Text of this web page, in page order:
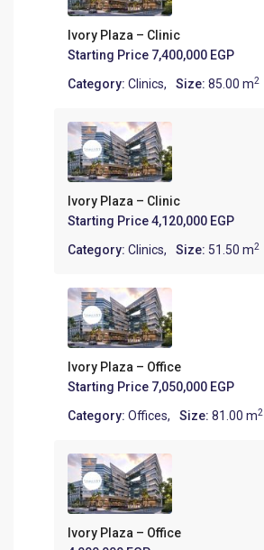
Ivory Plaza – Clinic
Starting Price 7,400,000 EGP
Category:Clinics, Size:85.00 m2
Ivory Plaza – Clinic
Starting Price4,120,000 EGP
Category:Clinics, Size: 51.50 m2
Ivory Plaza – Office
Starting Price 7,050,000 EGP
Category:Offices, Size:81.00 m2
Ivory Plaza – Office